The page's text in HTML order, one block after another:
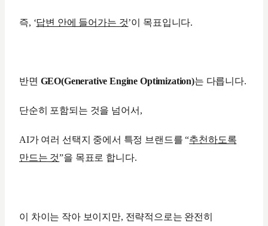
즉, ‘답변 안에 들어가는 것’이 목표입니다.
반면 GEO(Generative Engine Optimization)는 다릅니다.
단순히 포함되는 것을 넘어서,
AI가 여러 선택지 중에서 특정 브랜드를 “추천하도록
만드는 것”을 목표로 합니다.
이 차이는 작아 보이지만, 전략적으로는 완전히